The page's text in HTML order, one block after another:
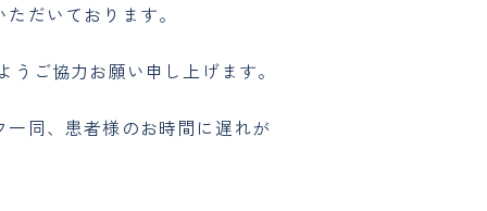
だいております。
うご協力お願い申し上げます。
同、患者様のお時間に遅れが